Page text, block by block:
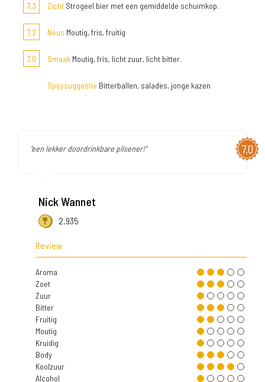
7,3
Zicht Strogeel bier met een gemiddelde schuimkop.
7,2 Neus Moutig, fris, fruitig
7,0 Smaak Moutig, fris, licht zuur, licht bitter.
Spijssuggestie Bitterballen, salades, jonge kazen
7,0
"een lekker doordrinkbare pilsener!"
Nick Wannet
2.935
Review
Aroma
Zoet
Zuur
Bitter
Fruitig
Moutig
Kruidig
Body
Koolzuur
Alcohol